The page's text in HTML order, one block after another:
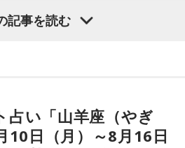
す」
をよく知らない。それまでの30年
立を組んでいた。距離があるに決
のが2月の選挙の結果だし」
なってきた。皇室典範の改正に賛
、あなたの自制心なら乗りこなせ
していこう。しなやかな強さが最
記事を読む
占い「山羊座（やぎ
10日（月）～8月16日